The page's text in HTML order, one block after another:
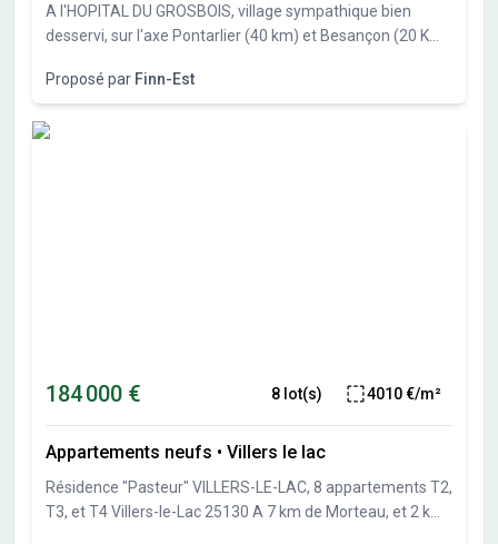
A l'HOPITAL DU GROSBOIS, village sympathique bien
desservi, sur l'axe Pontarlier (40 km) et Besançon (20 Km),
27 parcelles de 551m² à 838 m². Libre constructeur.
Proposé par Finn-Est
184 000 € 8 lot(s) 4010 €/m²
Appartements neufs • Villers le lac
Résidence "Pasteur" VILLERS-LE-LAC, 8 appartements T2,
T3, et T4 Villers-le-Lac 25130 A 7 km de Morteau, et 2 km